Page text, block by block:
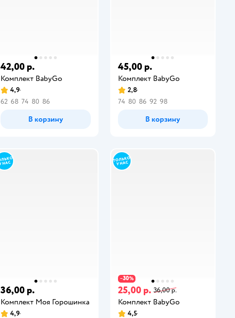
42,00 р.
Комплект BabyGо
4,9
62 68 74 80 86
В корзину
45,00 р.
Комплект BabyGо
2,8
74 80 86 92 98
В корзину
36,00 р.
Комплект Моя Горошинка
4,9
−30%
25,00 р. 36,00 р.
Комплект BabyGo
4,5